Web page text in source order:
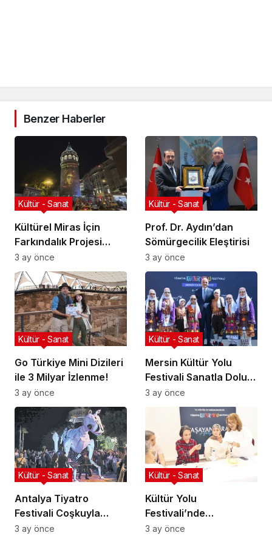
Benzer Haberler
Kültürel Miras İçin
Farkındalık Projesi
Başlıyor
Kültür - Sanat
3 ay önce
Prof. Dr. Aydın’dan
Sömürgecilik Eleştirisi
Kültür - Sanat
3 ay önce
Go Türkiye Mini Dizileri
ile 3 Milyar İzlenme!
Kültür - Sanat
3 ay önce
Mersin Kültür Yolu
Festivali Sanatla Dolu
Geçiyor!
Kültür - Sanat
3 ay önce
Antalya Tiyatro
Festivali Coşkuyla
Başladı!
Kültür - Sanat
3 ay önce
Kültür Yolu
Festivali’nde
Geleneksel Sanatlar
Kültür - Sanat
3 ay önce